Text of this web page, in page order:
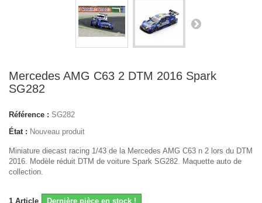
Mercedes AMG C63 2 DTM 2016 Spark
SG282
Référence : SG282
État : Nouveau produit
Miniature diecast racing 1/43 de la Mercedes AMG C63 n 2 lors du DTM
2016. Modèle réduit DTM de voiture Spark SG282. Maquette auto de
collection.
1 Article Dernière pièce en stock !